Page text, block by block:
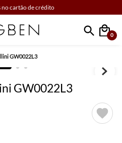
no cartão de crédito
0
GW0022L3
GW0022L3